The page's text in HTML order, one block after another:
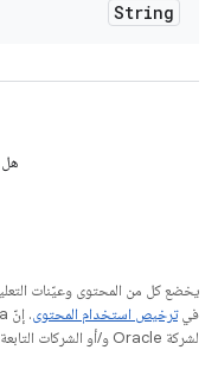
String
هل
يخضع كل من المحتوى وعيّنات
فيترخيص استخدام المحتوى
لشركة Oracle و/أو الشركات التابعة لها.